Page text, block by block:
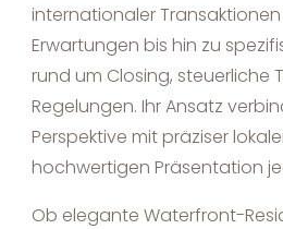
internationaler
Erwartungen bis hin zu
rund um Closing, steuerliche
Regelungen. Ihr Ansatz
Perspektive mit präziser
hochwertigen Präsentation
Ob elegante Waterfront-